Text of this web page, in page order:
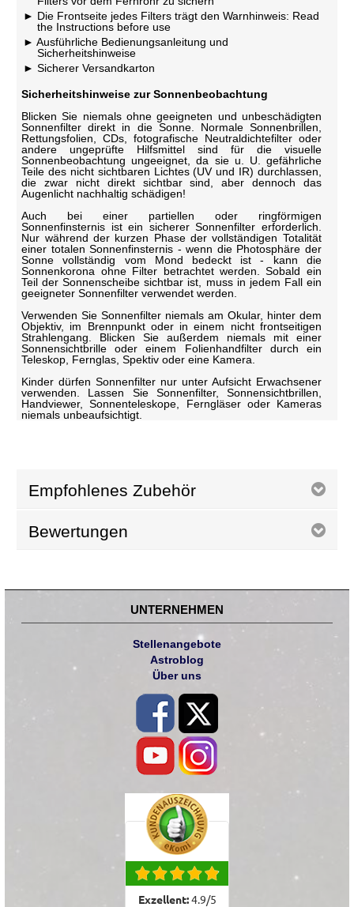
Die Frontseite jedes Filters trägt den Warnhinweis: Read
the Instructions before use
Ausführliche Bedienungsanleitung und
Sicherheitshinweise
Sicherer Versandkarton
Sicherheitshinweise zur Sonnenbeobachtung
Blicken Sie niemals ohne geeigneten und unbeschädigten
Sonnenfilter direkt in die Sonne. Normale Sonnenbrillen,
Rettungsfolien, CDs, fotografische Neutraldichtefilter oder
andere ungeprüfte Hilfsmittel sind für die visuelle
Sonnenbeobachtung ungeeignet, da sie u. U. gefährliche
Teile des nicht sichtbaren Lichtes (UV und IR) durchlassen,
die zwar nicht direkt sichtbar sind, aber dennoch das
Augenlicht nachhaltig schädigen!
Auch bei einer partiellen oder ringförmigen
Sonnenfinsternis ist ein sicherer Sonnenfilter erforderlich.
Nur während der kurzen Phase der vollständigen Totalität
einer totalen Sonnenfinsternis - wenn die Photosphäre der
Sonne vollständig vom Mond bedeckt ist - kann die
Sonnenkorona ohne Filter betrachtet werden. Sobald ein
Teil der Sonnenscheibe sichtbar ist, muss in jedem Fall ein
geeigneter Sonnenfilter verwendet werden.
Verwenden Sie Sonnenfilter niemals am Okular, hinter dem
Objektiv, im Brennpunkt oder in einem nicht frontseitigen
Strahlengang. Blicken Sie außerdem niemals mit einer
Sonnensichtbrille oder einem Folienhandfilter durch ein
Teleskop, Fernglas, Spektiv oder eine Kamera.
Kinder dürfen Sonnenfilter nur unter Aufsicht Erwachsener
verwenden. Lassen Sie Sonnenfilter, Sonnensichtbrillen,
Handviewer, Sonnenteleskope, Ferngläser oder Kameras
niemals unbeaufsichtigt.
Empfohlenes Zubehör
Bewertungen
UNTERNEHMEN
Stellenangebote
Astroblog
Über uns
Exzellent:4.9/5